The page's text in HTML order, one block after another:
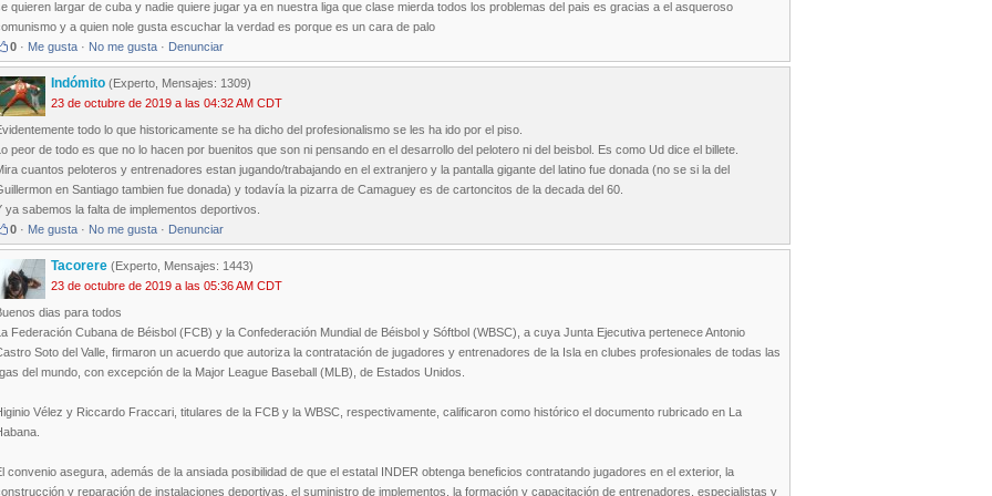
quieren largar de cuba y nadie quiere jugar ya en nuestra liga que clase mierda todos los problemas del pais es gracias a el asqueroso
y a quien nole gusta escuchar la verdad es porque es un cara de palo
0 · Me gusta · No me gusta · Denunciar
Indómito (Experto, Mensajes: 1309)
23 de octubre de 2019 a las 04:32 AM CDT
todo lo que historicamente se ha dicho del profesionalismo se les ha ido por el piso.
peor de todo es que no lo hacen por buenitos que son ni pensando en el desarrollo del pelotero ni del beisbol. Es como Ud dice el billete.
cuantos peloteros y entrenadores estan jugando/trabajando en el extranjero y la pantalla gigante del latino fue donada (no se si la del
en Santiago tambien fue donada) y todavía la pizarra de Camaguey es de cartoncitos de la decada del 60.
ya sabemos la falta de implementos deportivos.
0 · Me gusta · No me gusta · Denunciar
Tacorere (Experto, Mensajes: 1443)
23 de octubre de 2019 a las 05:36 AM CDT
dias para todos
Federación Cubana de Béisbol (FCB) y la Confederación Mundial de Béisbol y Sóftbol (WBSC), a cuya Junta Ejecutiva pertenece Antonio
Soto del Valle, firmaron un acuerdo que autoriza la contratación de jugadores y entrenadores de la Isla en clubes profesionales de todas las
del mundo, con excepción de la Major League Baseball (MLB), de Estados Unidos.
Vélez y Riccardo Fraccari, titulares de la FCB y la WBSC, respectivamente, calificaron como histórico el documento rubricado en La
convenio asegura, además de la ansiada posibilidad de que el estatal INDER obtenga beneficios contratando jugadores en el exterior, la
y reparación de instalaciones deportivas, el suministro de implementos, la formación y capacitación de entrenadores, especialistas y